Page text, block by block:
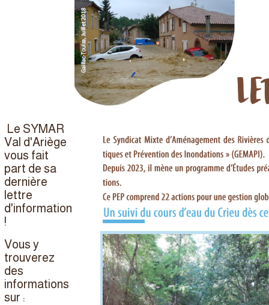
Le SYMAR
Val d'Ariège
vous fait
part de sa
dernière
lettre
d'information
!
Vous y
trouverez
des
informations
sur :